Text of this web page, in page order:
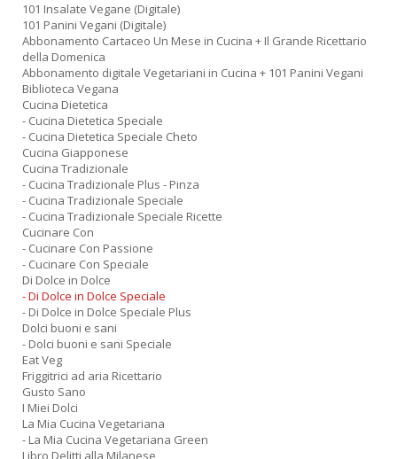
101 Insalate Vegane (Digitale)
101 Panini Vegani (Digitale)
Abbonamento Cartaceo Un Mese in Cucina + Il Grande Ricettario
della Domenica
Abbonamento digitale Vegetariani in Cucina + 101 Panini Vegani
Biblioteca Vegana
Cucina Dietetica
- Cucina Dietetica Speciale
- Cucina Dietetica Speciale Cheto
Cucina Giapponese
Cucina Tradizionale
- Cucina Tradizionale Plus - Pinza
- Cucina Tradizionale Speciale
- Cucina Tradizionale Speciale Ricette
Cucinare Con
- Cucinare Con Passione
- Cucinare Con Speciale
Di Dolce in Dolce
- Di Dolce in Dolce Speciale
- Di Dolce in Dolce Speciale Plus
Dolci buoni e sani
- Dolci buoni e sani Speciale
Eat Veg
Friggitrici ad aria Ricettario
Gusto Sano
I Miei Dolci
La Mia Cucina Vegetariana
- La Mia Cucina Vegetariana Green
Libro Delitti alla Milanese